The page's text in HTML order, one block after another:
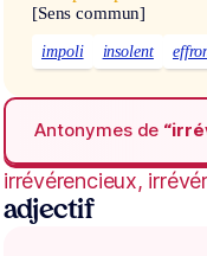
[Sens commun]
impoli insolent
Antonymes de
irrévérencieux,
adjectif